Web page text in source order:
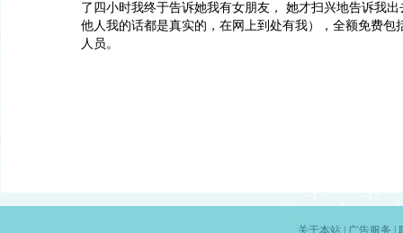
了四小时我终于告诉她我有女朋友， 她才扫兴地告诉我
他人我的话都是真实的，在网上到处有我），全额免费包
人员。
关于本站| 广告服务